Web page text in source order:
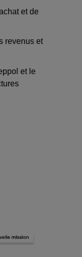
et de
revenus et
et le